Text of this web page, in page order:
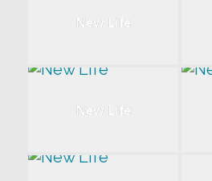
New Life
New Life